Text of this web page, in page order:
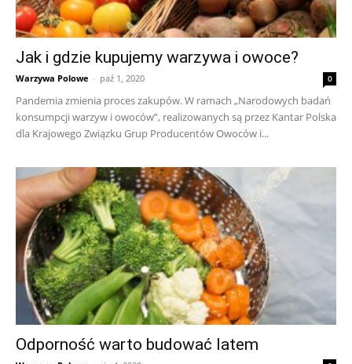
Jak i gdzie kupujemy warzywa i owoce?
Warzywa Polowe - paź 1, 2020 0
Pandemia zmienia proces zakupów. W ramach „Narodowych badań
konsumpcji warzyw i owoców”, realizowanych są przez Kantar Polska
dla Krajowego Związku Grup Producentów Owoców i...
Odporność warto budować latem